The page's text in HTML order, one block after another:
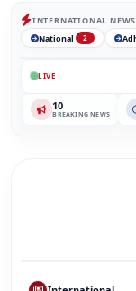
INTERNATIONAL NEWS
National
2
LIVE
10
BREAKING NEWS